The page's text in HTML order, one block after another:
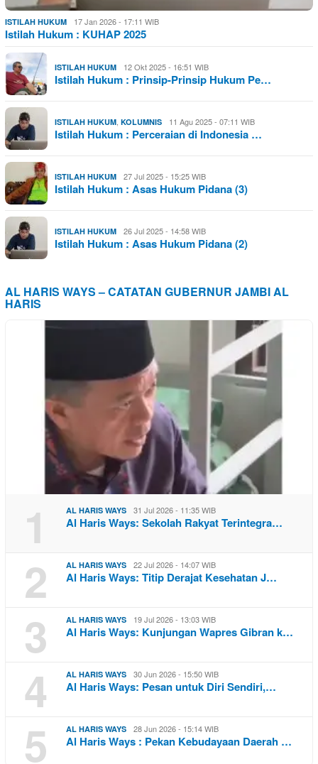
ISTILAH HUKUM 17 Jan 2026 - 17:11 WIB
Istilah Hukum : KUHAP 2025
ISTILAH HUKUM 12 Okt 2025 - 16:51 WIB
Istilah Hukum : Prinsip-Prinsip Hukum Pe…
ISTILAH HUKUM KOLUMNIS 11 Agu 2025 - 07:11 WIB
Istilah Hukum : Perceraian di Indonesia …
ISTILAH HUKUM 27 Jul 2025 - 15:25 WIB
Istilah Hukum : Asas Hukum Pidana (3)
ISTILAH HUKUM 26 Jul 2025 - 14:58 WIB
Istilah Hukum : Asas Hukum Pidana (2)
AL HARIS WAYS – CATATAN GUBERNUR JAMBI AL
HARIS
1 AL HARIS WAYS 31 Jul 2026 - 11:35 WIB
Al Haris Ways: Sekolah Rakyat Terintegra…
2 AL HARIS WAYS 22 Jul 2026 - 14:07 WIB
Al Haris Ways: Titip Derajat Kesehatan J…
3 AL HARIS WAYS 19 Jul 2026 - 13:03 WIB
Al Haris Ways: Kunjungan Wapres Gibran k…
4 AL HARIS WAYS 30 Jun 2026 - 15:50 WIB
Al Haris Ways: Pesan untuk Diri Sendiri,…
5 AL HARIS WAYS 28 Jun 2026 - 15:14 WIB
Al Haris Ways : Pekan Kebudayaan Daerah …